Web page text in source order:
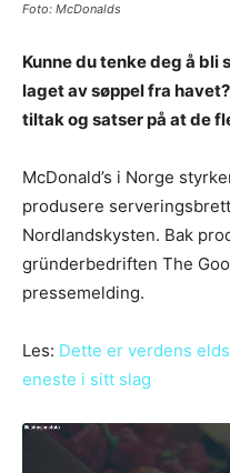
Foto: McDonalds
Kunne du tenke deg å bli
laget av søppel fra
tiltak og satser på at de
McDonald’s i Norge
produsere
Nordlandskysten. Bak
gründerbedriften The
pressemelding.
Les: Dette er verdens
eneste i sitt slag